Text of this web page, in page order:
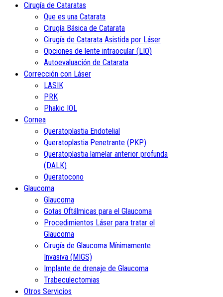
Cirugía de Cataratas
Que es una Catarata
Cirugía Básica de Catarata
Cirugía de Catarata Asistida por Láser
Opciones de lente intraocular (LIO)
Autoevaluación de Catarata
Corrección con Láser
LASIK
PRK
Phakic IOL
Cornea
Queratoplastia Endotelial
Queratoplastia Penetrante (PKP)
Queratoplastia lamelar anterior profunda
(DALK)
Queratocono
Glaucoma
Glaucoma
Gotas Oftálmicas para el Glaucoma
Procedimientos Láser para tratar el
Glaucoma
Cirugía de Glaucoma Mínimamente
Invasiva (MIGS)
Implante de drenaje de Glaucoma
Trabeculectomias
Otros Servicios